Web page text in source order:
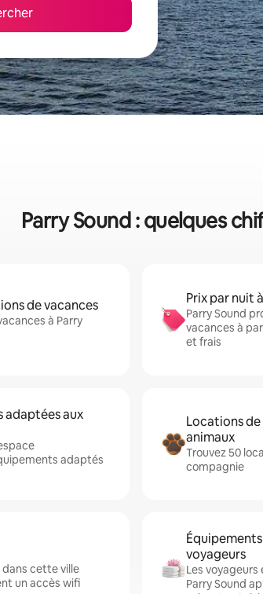
Parry Sound : quelques
de vacances
à Parry
Prix par nuit
Parry Sound
vacances à
et frais
adaptées aux
adaptés
Locations
animaux
Trouvez 50
compagnie
cette ville
un accès wifi
voyageurs
Les
Parry Sound